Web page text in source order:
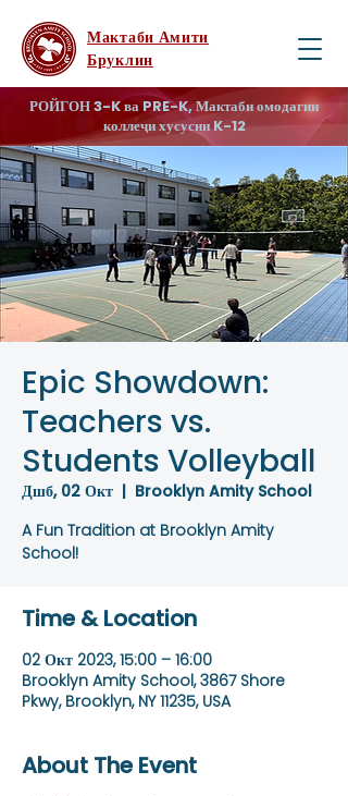
Мактаби Амити
Бруклин
РОЙГОН 3-K ва PRE-K, Мактаби омодагии
коллеҷи хусусии K-12
Epic Showdown:
Teachers vs.
Students Volleyball
Дшб, 02 Окт
  |
Brooklyn Amity School
A Fun Tradition at Brooklyn Amity
School!
Time & Location
02 Окт 2023, 15:00 – 16:00
Brooklyn Amity School, 3867 Shore
Pkwy, Brooklyn, NY 11235, USA
About The Event